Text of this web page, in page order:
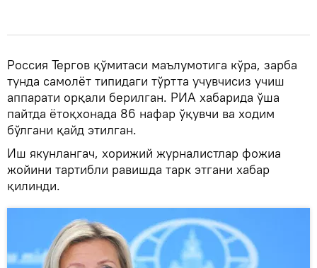
Россия Тергов қўмитаси маълумотига кўра, зарба
тунда самолёт типидаги тўртта учувчисиз учиш
аппарати орқали берилган. РИА хабарида ўша
пайтда ётоқхонада 86 нафар ўқувчи ва ходим
бўлгани қайд этилган.
Иш якунлангач, хорижий журналистлар фожиа
жойини тартибли равишда тарк этгани хабар
қилинди.